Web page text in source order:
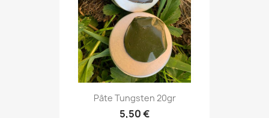
Pâte Tungsten 20gr
5,50 €